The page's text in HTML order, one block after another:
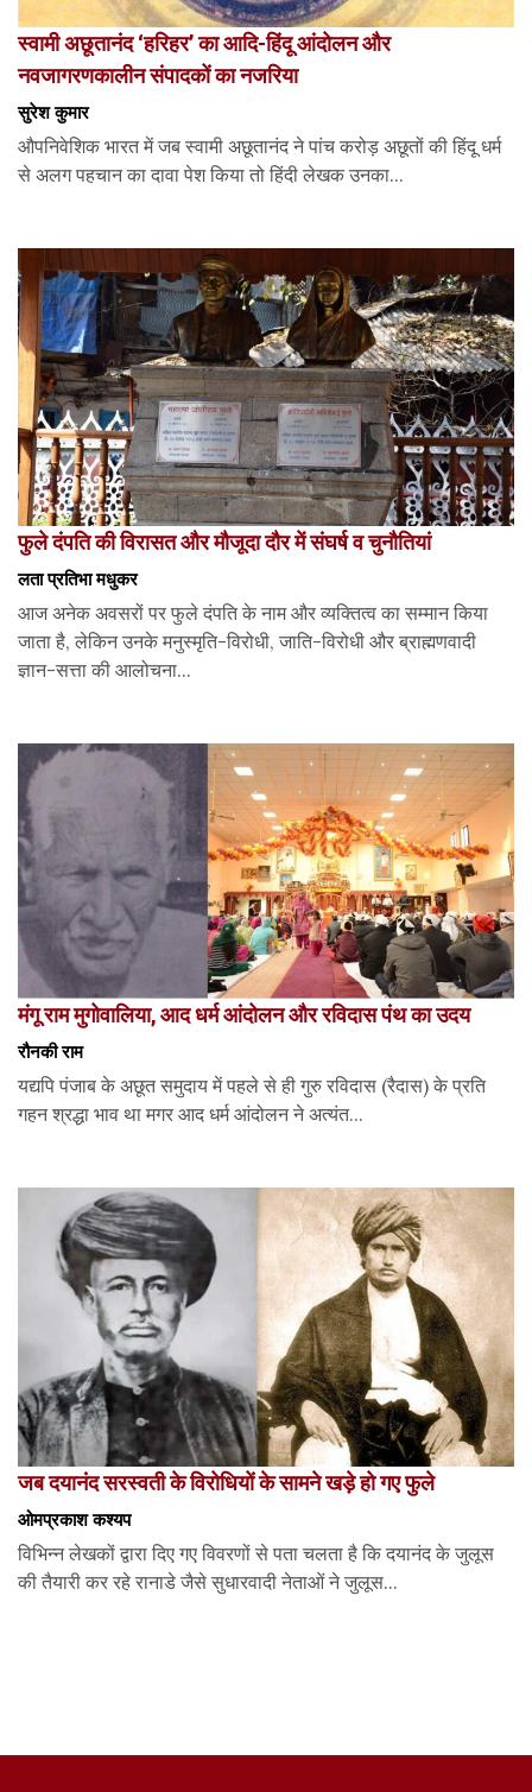
स्वामी अछूतानंद ‘हरिहर’ का आदि-हिंदू आंदोलन और
नवजागरणकालीन संपादकों का नजरिया
सुरेश कुमार
औपनिवेशिक भारत में जब स्वामी अछूतानंद ने पांच करोड़ अछूतों की हिंदू धर्म
से अलग पहचान का दावा पेश किया तो हिंदी लेखक उनका...
फुले दंपति की विरासत और मौजूदा दौर में संघर्ष व चुनौतियां
लता प्रतिभा मधुकर
आज अनेक अवसरों पर फुले दंपति के नाम और व्यक्तित्व का सम्मान किया
जाता है, लेकिन उनके मनुस्मृति-विरोधी, जाति-विरोधी और ब्राह्मणवादी
ज्ञान-सत्ता की आलोचना...
मंगू राम मुगोवालिया, आद धर्म आंदोलन और रविदास पंथ का उदय
रौनकी राम
यद्यपि पंजाब के अछूत समुदाय में पहले से ही गुरु रविदास (रैदास) के प्रति
गहन श्रद्धा भाव था मगर आद धर्म आंदोलन ने अत्यंत...
जब दयानंद सरस्वती के विरोधियों के सामने खड़े हो गए फुले
ओमप्रकाश कश्यप
विभिन्न लेखकों द्वारा दिए गए विवरणों से पता चलता है कि दयानंद के जुलूस
की तैयारी कर रहे रानाडे जैसे सुधारवादी नेताओं ने जुलूस...